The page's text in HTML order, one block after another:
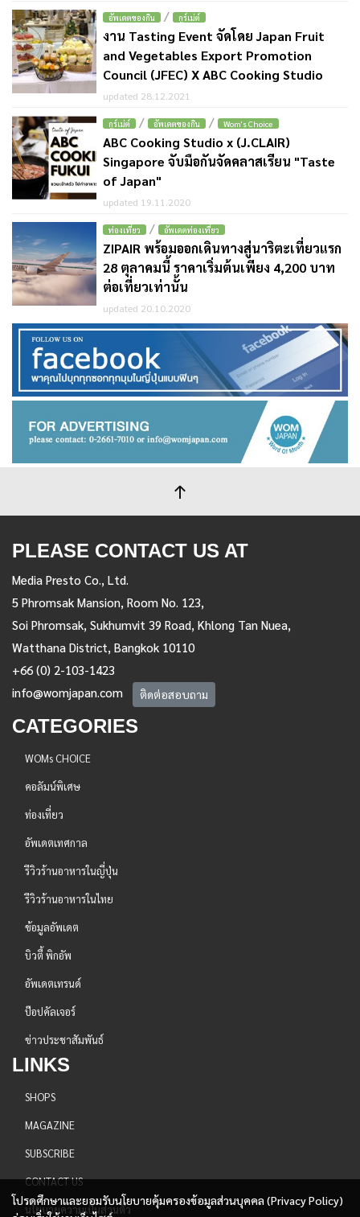
อัพเดตของกิน / กูร์เม่ต์
งาน Tasting Event จัดโดย Japan Fruit
and Vegetables Export Promotion
Council (JFEC) X ABC Cooking Studio
updated 28.12.2021
กูร์เม่ต์ / อัพเดตของกิน / Wom's Choice
ABC Cooking Studio x (J.CLAIR)
Singapore จับมือกันจัดคลาสเรียน "Taste
of Japan"
updated 19.11.2020
ท่องเที่ยว / อัพเดตท่องเที่ยว
ZIPAIR พร้อมออกเดินทางสู่นาริตะเที่ยวแรก
28 ตุลาคมนี้ ราคาเริ่มต้นเพียง 4,200 บาท
ต่อเที่ยวเท่านั้น
updated 20.10.2020
PLEASE CONTACT US AT
Media Presto Co., Ltd.
5 Phromsak Mansion, Room No. 123,
Soi Phromsak, Sukhumvit 39 Road, Khlong Tan Nuea,
Watthana District, Bangkok 10110
+66 (0) 2-103-1423
info@womjapan.com
ติดต่อสอบถาม
CATEGORIES
WOMs CHOICE
คอลัมน์พิเศษ
ท่องเที่ยว
อัพเดตเทศกาล
รีวิวร้านอาหารในญี่ปุ่น
รีวิวร้านอาหารในไทย
ข้อมูลอัพเดต
บิวตี้ พิกอัพ
อัพเดตเทรนด์
ป๊อปคัลเจอร์
ข่าวประชาสัมพันธ์
LINKS
SHOPS
MAGAZINE
SUBSCRIBE
CONTACT US
นโยบายความเป็นส่วนตัว
โปรดศึกษาและยอมรับนโยบายคุ้มครองข้อมูลส่วนบุคคล (Privacy Policy)